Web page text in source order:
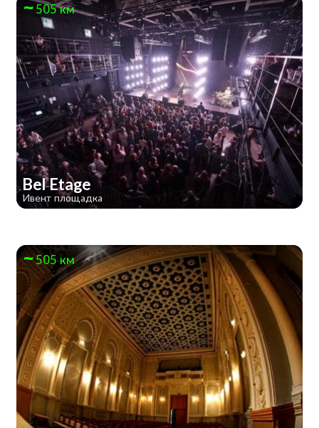
505 км
Bel Etage
Ивент площадка
505 км